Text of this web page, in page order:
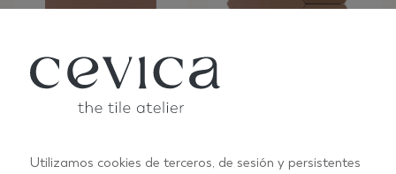
HARMONY 20X20
Utilizamos cookies de terceros, de sesión y persistentes